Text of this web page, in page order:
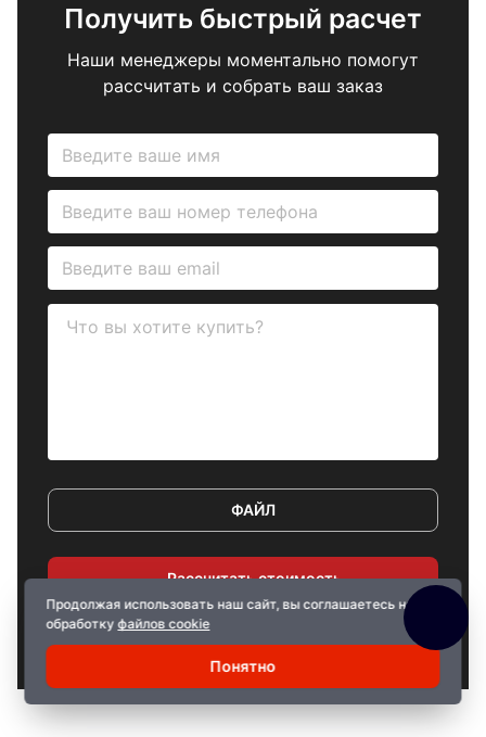
Получить быстрый расчет
Наши менеджеры моментально помогут
рассчитать и собрать ваш заказ
Рассчитать стоимость
ФАЙЛ
Cогласен с правилами
Продолжая использовать наш сайт, вы соглашаетесь на
обработкуфайлов cookie
Понятно